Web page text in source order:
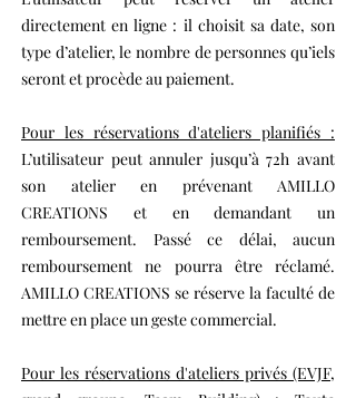
directement en ligne : il choisit sa date, son
type d’atelier, le nombre de personnes qu’iels
seront et procède au paiement.
Pour les réservations d'ateliers planifiés :
L’utilisateur peut annuler jusqu’à 72h avant
son atelier en prévenant AMILLO
CREATIONS et en demandant un
remboursement. Passé ce délai, aucun
remboursement ne pourra être réclamé.
AMILLO CREATIONS se réserve la faculté de
mettre en place un geste commercial.
Pour les réservations d'ateliers privés (EVJF,